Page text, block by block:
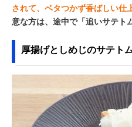
されて、ベタつかず香ばしい仕
意な方は、途中で「追いサテト
厚揚げとしめじのサテト